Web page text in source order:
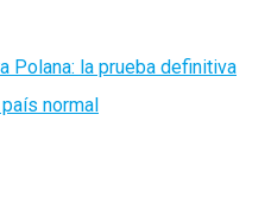
Polana: la prueba definitiva
normal